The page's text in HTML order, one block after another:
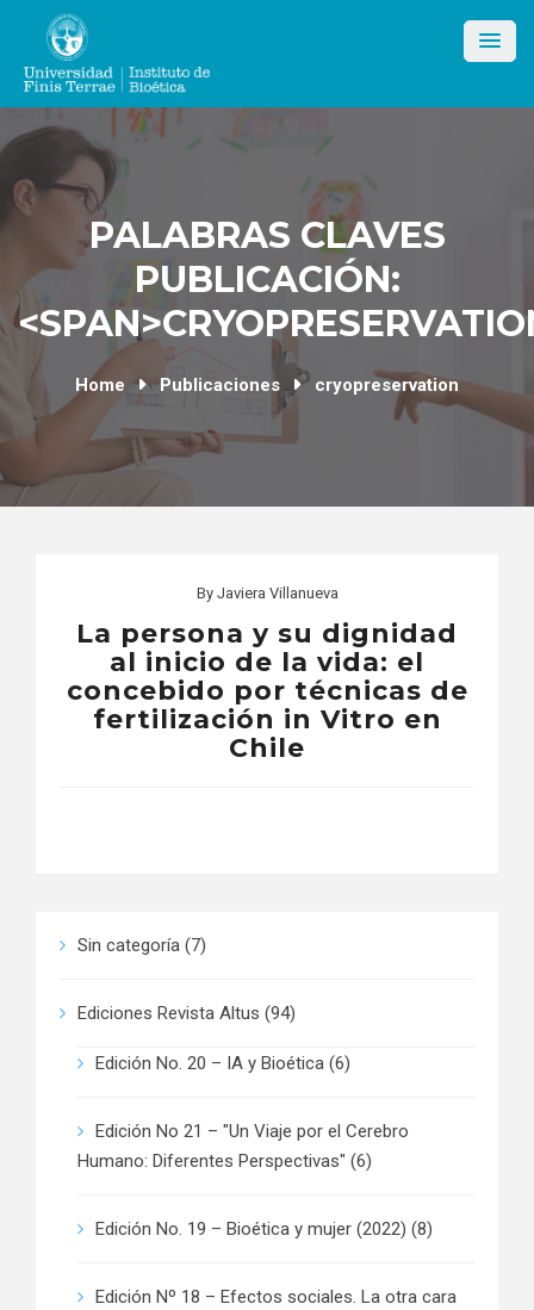
content
PALABRAS CLAVES
PUBLICACIÓN:
Home Publicaciones cryopreservation
By Javiera Villanueva
La persona y su dignidad
al inicio de la vida: el
concebido por técnicas de
fertilización in Vitro en
Chile
Sin categoría (7)
Ediciones Revista Altus (94)
Edición No. 20 – IA y Bioética (6)
Edición No 21 – "Un Viaje por el Cerebro
Humano: Diferentes Perspectivas" (6)
Edición No. 19 – Bioética y mujer (2022) (8)
Edición Nº 18 – Efectos sociales. La otra cara